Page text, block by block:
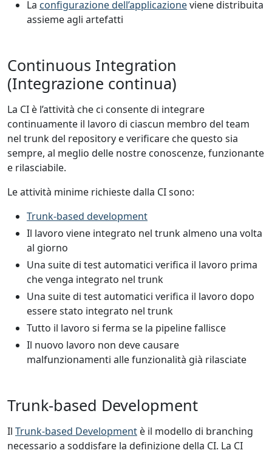
La configurazione dell’applicazioneviene distribuita
assieme agli artefatti
Continuous Integration
(Integrazione continua)
La CI è l’attività che ci consente di integrare
continuamente il lavoro di ciascun membro del team
nel trunk del repository e verificare che questo sia
sempre, al meglio delle nostre conoscenze, funzionante
e rilasciabile.
Le attività minime richieste dalla CI sono:
Trunk-based development
Il lavoro viene integrato nel trunk almeno una volta
al giorno
Una suite di test automatici verifica il lavoro prima
che venga integrato nel trunk
Una suite di test automatici verifica il lavoro dopo
essere stato integrato nel trunk
Tutto il lavoro si ferma se la pipeline fallisce
Il nuovo lavoro non deve causare
malfunzionamenti alle funzionalità già rilasciate
Trunk-based Development
Il Trunk-based Development è il modello di branching
necessario a soddisfare la definizione della CI. La CI